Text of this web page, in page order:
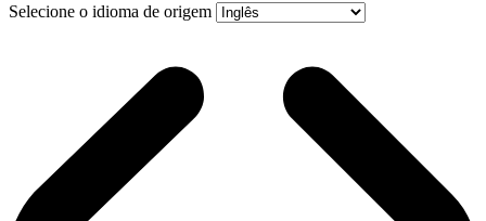
Selecione o idioma de origem